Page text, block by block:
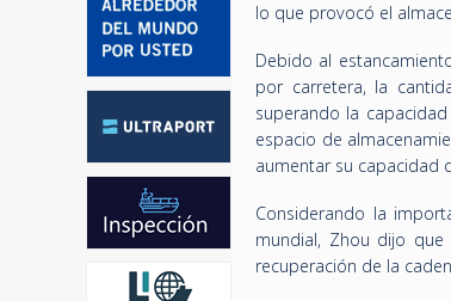
lo que provocó el
Debido al
por carretera, la
superando la
espacio de
aumentar su capacidad
Considerando la
mundial, Zhou dijo
recuperación de la